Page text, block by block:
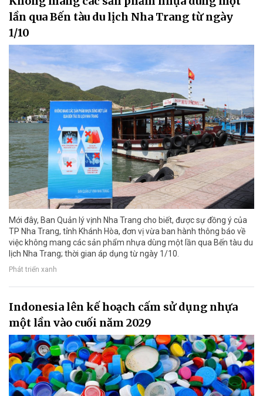
lần qua Bến tàu du lịch Nha Trang từ ngày
1/10
Mới đây, Ban Quản lý vịnh Nha Trang cho biết, được sự đồng ý của
TP Nha Trang, tỉnh Khánh Hòa, đơn vị vừa ban hành thông báo về
việc không mang các sản phẩm nhựa dùng một lần qua Bến tàu du
lịch Nha Trang; thời gian áp dụng từ ngày 1/10.
Phát triển xanh
Indonesia lên kế hoạch cấm sử dụng nhựa
một lần vào cuối năm 2029